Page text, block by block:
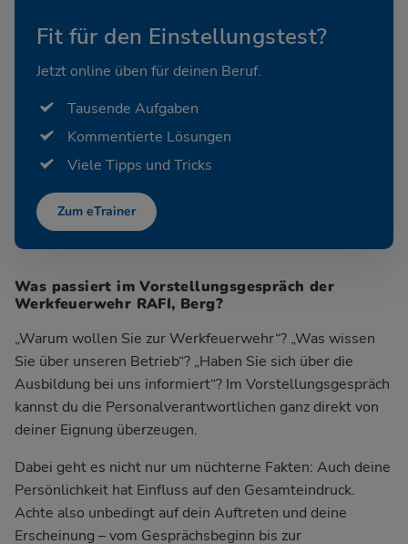
Fit für den Einstellungstest?
Jetzt online üben für deinen Beruf.
Tausende Aufgaben
Kommentierte Lösungen
Viele Tipps und Tricks
Zum eTrainer
Was passiert im Vorstellungsgespräch der
Werkfeuerwehr RAFI, Berg?
„Warum wollen Sie zur Werkfeuerwehr“? „Was wissen
Sie über unseren Betrieb“? „Haben Sie sich über die
Ausbildung bei uns informiert“? Im Vorstellungsgespräch
kannst du die Personalverantwortlichen ganz direkt von
deiner Eignung überzeugen.
Dabei geht es nicht nur um nüchterne Fakten: Auch deine
Persönlichkeit hat Einfluss auf den Gesamteindruck.
Achte also unbedingt auf dein Auftreten und deine
Erscheinung – vom Gesprächsbeginn bis zur